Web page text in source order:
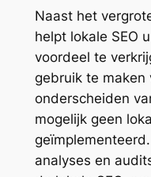
Naast het
helpt lokale SEO
voordeel te
gebruik te maken
onderscheiden
mogelijk geen
analyses en